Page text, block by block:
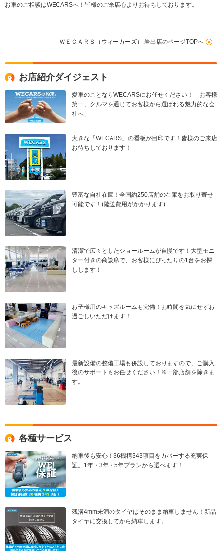
お車のご相談はWECARSへ！皆様のご来店心よりお待ちしております。
ＷＥＣＡＲＳ（ウィーカーズ） 岩出店のページTOPへ
お店紹介ダイジェスト
愛車のことならWECARSにお任せください！「お客様
第一、クルマを通じてお客様から選ばれる魅力的な会
社へ」
大きな「WECARS」の看板が目印です！皆様のご来店
お待ちしております！
豊富な自社在庫！全国約250店舗の在庫をお取り寄せ
可能です！(陸送費用がかかります)
清潔で広々としたショールームが自慢です！大型モニ
ター付きの商談席で、お客様にぴったりの1台をお探
しします！
お子様用のキッズルームも完備！お時間を気にせずお
過ごしいただけます！
最新設備の整備工場も併設しておりますので、ご購入
後のサポートもお任せください！※一部店舗を除きま
す。
各種サービス
納車後も安心！36機構343項目をカバーする充実保
証。1年・3年・5年プランから選べます！
残溝4mm未満のタイヤはそのまま納車しません！新品
タイヤに交換してから納車します。